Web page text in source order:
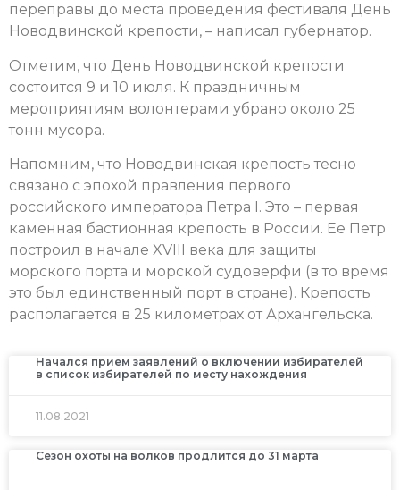
переправы до места проведения фестиваля День
Новодвинской крепости, – написал губернатор.
Отметим, что День Новодвинской крепости
состоится 9 и 10 июля. К праздничным
мероприятиям волонтерами убрано около 25
тонн мусора.
Напомним, что Новодвинская крепость тесно
связано с эпохой правления первого
российского императора Петра I. Это – первая
каменная бастионная крепость в России. Ее Петр
построил в начале XVIII века для защиты
морского порта и морской судоверфи (в то время
это был единственный порт в стране). Крепость
располагается в 25 километрах от Архангельска.
Начался прием заявлений о включении избирателей
в список избирателей по месту нахождения
11.08.2021
Сезон охоты на волков продлится до 31 марта